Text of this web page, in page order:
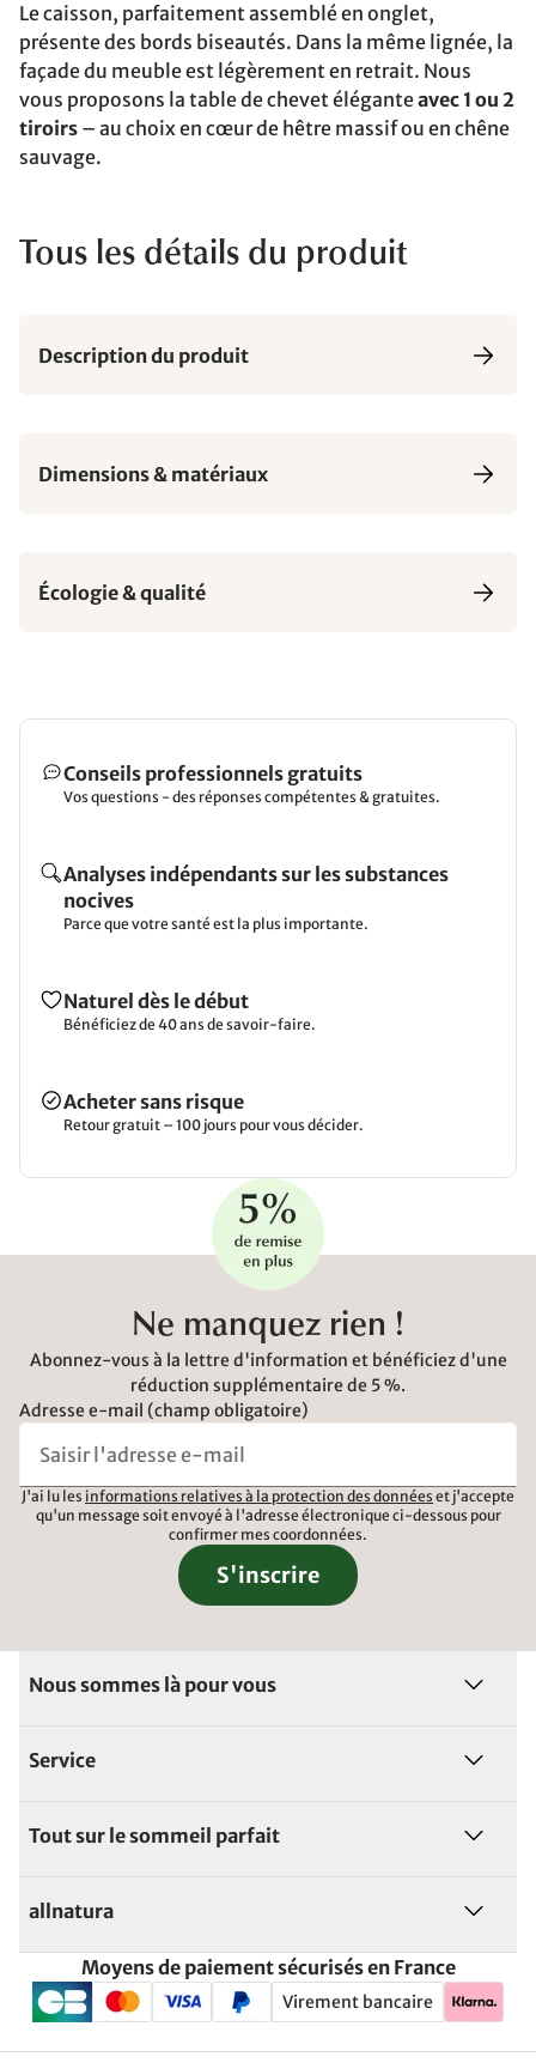
Le caisson, parfaitement assemblé en onglet,
présente des bords biseautés. Dans la même lignée, la
façade du meuble est légèrement en retrait. Nous
vous proposons la table de chevet éléganteavec 1 ou 2
tiroirs – au choix en cœur de hêtre massif ou en chêne
sauvage.
Tous les détails du produit
Description du produit
Dimensions & matériaux
Écologie & qualité
Conseils professionnels gratuits
Vos questions - des réponses compétentes & gratuites.
Analyses indépendants sur les substances
nocives
Parce que votre santé est la plus importante.
Naturel dès le début
Bénéficiez de 40 ans de savoir-faire.
Acheter sans risque
Retour gratuit – 100 jours pour vous décider.
Ne manquez rien !
Abonnez-vous à la lettre d'information et bénéficiez d'une
réduction supplémentaire de 5 %.
Adresse e-mail (champ obligatoire)
J'ai lu les informations relatives à la protection des données et j'accepte
qu'un message soit envoyé à l'adresse électronique ci-dessous pour
confirmer mes coordonnées.
S'inscrire
Nous sommes là pour vous
Service
Tout sur le sommeil parfait
allnatura
Moyens de paiement sécurisés en France
Virement bancaire